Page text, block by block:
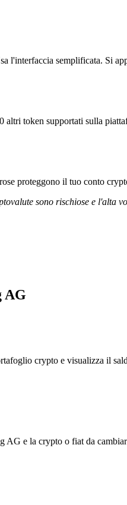
semplificata. Si
altri token supportati sulla
proteggono il tuo conto
sono rischiose e
AG
crypto e visualizza il
AG e la crypto o fiat da